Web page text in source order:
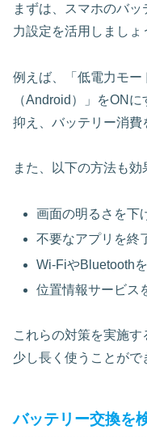
まずは、スマホのバ
力設定を活用しましょ
例えば、
「低電力モ
（Android）」をON
抑え、バッテリー消費
また、以下の方法も効
画面の明るさを下
不要なアプリを終
Wi-FiやBluetooth
位置情報サービス
これらの対策を実施
少し長く使うことがで
バッテリー交換を